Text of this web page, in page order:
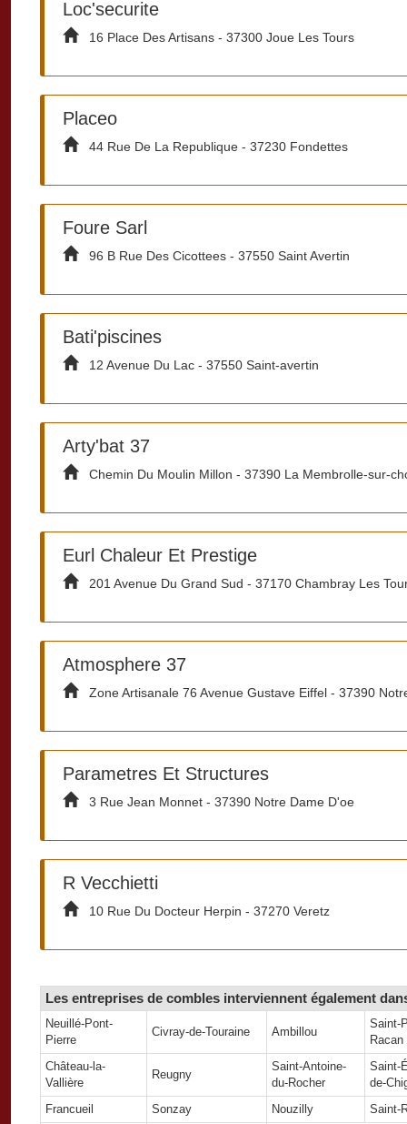
Loc'securite
16 Place Des Artisans - 37300 Joue Les Tours
Placeo
44 Rue De La Republique - 37230 Fondettes
Foure Sarl
96 B Rue Des Cicottees - 37550 Saint Avertin
Bati'piscines
12 Avenue Du Lac - 37550 Saint-avertin
Arty'bat 37
Chemin Du Moulin Millon - 37390 La Membrolle-sur-
Eurl Chaleur Et Prestige
201 Avenue Du Grand Sud - 37170 Chambray Les
Atmosphere 37
Zone Artisanale 76 Avenue Gustave Eiffel - 37390
Parametres Et Structures
3 Rue Jean Monnet - 37390 Notre Dame D'oe
R Vecchietti
10 Rue Du Docteur Herpin - 37270 Veretz
Les entreprises de combles interviennent également
Neuillé-Pont-
Pierre
Civray-de-Touraine Ambillou
Saint-
Racan
Château-la-
Vallière
Reugny
Saint-Antoine-
du-Rocher
Saint-
de-
Francueil
Sonzay Nouzilly
Saint-